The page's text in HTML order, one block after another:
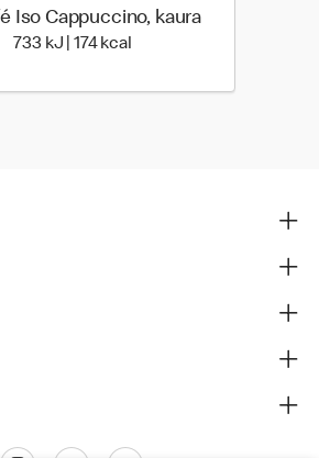
Iso Cappuccino, kaura
733 kJ | 174 kcal